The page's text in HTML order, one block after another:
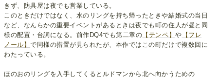
きず、防具屋は夜でも営業している。
このときだけではなく、水のリングを持ち帰ったときや結婚式の当日
など、なんらかの重要イベントがあるときは夜でも町の住人が昼と同
様の配置・台詞になる。前作DQ4でも第二章の 【テンペ】や 【フレ
ノール】で同様の措置が見られたが、本作ではこの町だけで複数回に
わたっている。
ほのおのリングを入手してくるとルドマンから北へ向かうための